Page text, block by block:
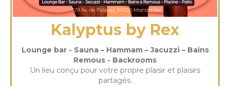
Kalyptus by Rex
Lounge bar - Sauna – Hammam – Jacuzzi – Bains
Remous - Backrooms
Un lieu conçu pour votre propre plaisir et plaisirs
partagés.